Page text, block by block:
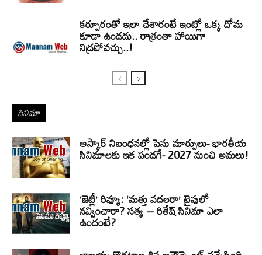
కర్పూరంతో ఇలా చేశారంటే ఇంట్లో ఒక్క దోమ
కూడా ఉండదు.. రాత్రంతా హాయిగా
నిద్రపోవచ్చు..!
సినిమా
ఆస్కార్ నిబంధనల్లో పెను మార్పులు- భారతీయ
సినిమాలకు ఇక పండగే- 2027 నుంచి అమలు!
‘జెట్లీ’ రివ్యూ: ‘మత్తు వదలరా’ టైపులో
నవ్వించారా? సత్య – రితేష్ సినిమా ఎలా
ఉందంటే?